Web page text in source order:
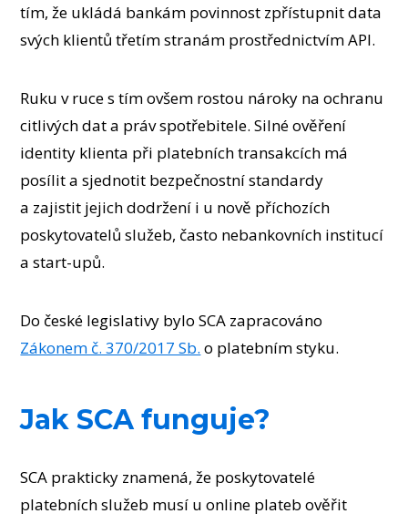
tím, že ukládá bankám povinnost zpřístupnit data
svých klientů třetím stranám prostřednictvím API.
Ruku v ruce s tím ovšem rostou nároky na ochranu
citlivých dat a práv spotřebitele. Silné ověření
identity klienta při platebních transakcích má
posílit a sjednotit bezpečnostní standardy
a zajistit jejich dodržení i u nově příchozích
poskytovatelů služeb, často nebankovních institucí
a start-upů.
Do české legislativy bylo SCA zapracováno
Zákonem č. 370/2017 Sb. o platebním styku.
Jak SCA funguje?
SCA prakticky znamená, že poskytovatelé
platebních služeb musí u online plateb ověřit